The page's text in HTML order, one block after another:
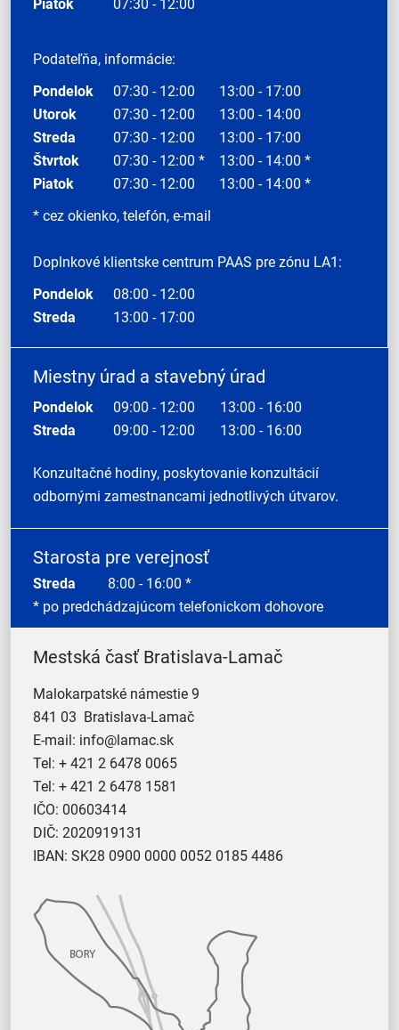
Piatok
07:30 - 12:00
Podateľňa, informácie:
Pondelok
07:30 - 12:00
13:00 - 17:00
Utorok
07:30 - 12:00
13:00 - 14:00
Streda
07:30 - 12:00
13:00 - 17:00
Štvrtok
07:30 - 12:00 *
13:00 - 14:00 *
Piatok
07:30 - 12:00
13:00 - 14:00 *
* cez okienko, telefón, e-mail
Doplnkové klientske centrum PAAS pre zónu LA1:
Pondelok
08:00 - 12:00
Streda
13:00 - 17:00
Miestny úrad a stavebný úrad
Pondelok 09:00 - 12:00
13:00 - 16:00
Streda
09:00 - 12:00 13:00 - 16:00
Konzultačné hodiny, poskytovanie konzultácií
odbornými zamestnancami jednotlivých útvarov.
Starosta pre verejnosť
Streda 8:00 - 16:00 *
* po predchádzajúcom telefonickom dohovore
Mestská časť Bratislava-Lamač
Malokarpatské námestie 9
841 03 Bratislava-Lamač
E-mail: info@lamac.sk
Tel: + 421 2 6478 0065
Tel: + 421 2 6478 1581
IČO: 00603414
DIČ: 2020919131
IBAN: SK28 0900 0000 0052 0185 4486